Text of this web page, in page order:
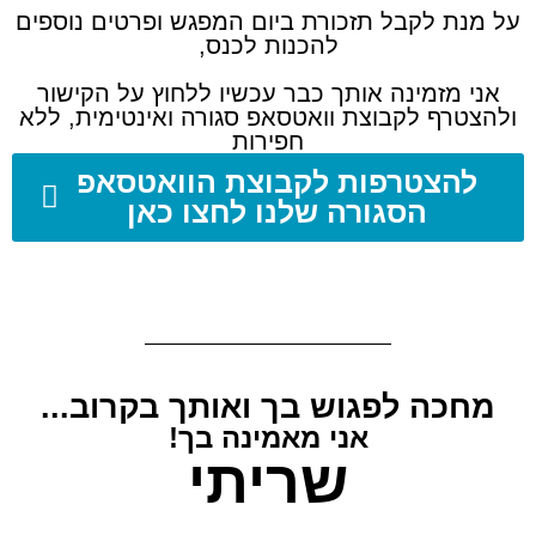
על מנת לקבל תזכורת ביום המפגש ופרטים נוספים
להכנות לכנס,
אני מזמינה אותך כבר עכשיו ללחוץ על הקישור
ולהצטרף לקבוצת וואטסאפ סגורה ואינטימית, ללא
חפירות
להצטרפות לקבוצת הוואטסאפ
הסגורה שלנו לחצו כאן
מחכה לפגוש בך ואותך בקרוב...
אני מאמינה בך!
שריתי